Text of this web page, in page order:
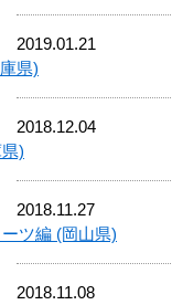
2019.01.21
県)
2018.12.04
)
2018.11.27
ツ編 (岡山県)
2018.11.08